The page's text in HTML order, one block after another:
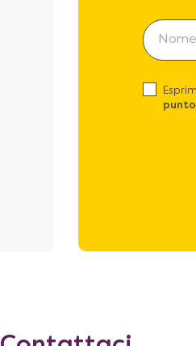
punto